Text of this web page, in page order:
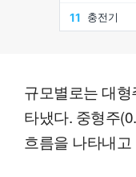
규모별로는 대
타냈다. 중형주
흐름을 나타내고